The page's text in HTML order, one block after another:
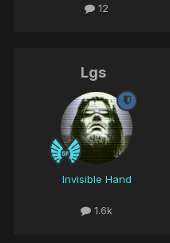
12
Lgs
Invisible Hand
1.6k